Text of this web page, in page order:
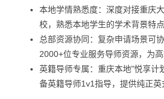
本地学情熟悉度：深度对接重庆
校，熟悉本地学生的学术背景特
总部资源协同：复杂申请场景可
2000+位专业服务导师资源，为
英籍导师专属：重庆本地"悦享计
备英籍导师1v1指导，提供纯正英